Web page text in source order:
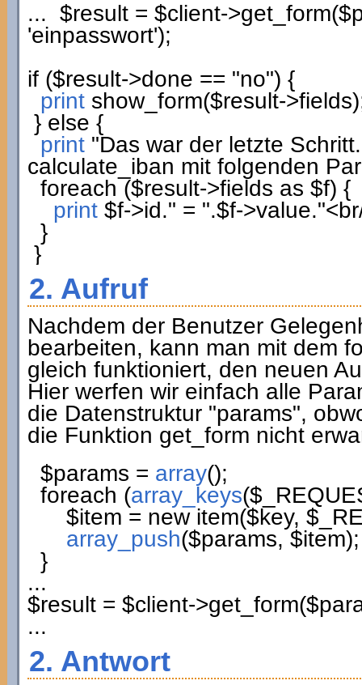
... $result= $client->get_form(
'einpasswort');
if ($result->done == "no") {
printshow_form($result->fields)
} else {
print "Das war der letzte
calculate_iban mit folgenden
foreach ($result->fields as $f) {
print $f->id." = ".$f->value.
}
}
2. Aufruf
Nachdem der Benutzer
bearbeiten, kann man mit dem
gleich funktioniert, den neuen
Hier werfen wir einfach alle
die Datenstruktur "params",
die Funktion get_form nicht
$params = array();
foreach (array_keys(
$item = newitem($key,
array_push($params, $item);
}
...
$result= $client->get_form(
...
2. Antwort